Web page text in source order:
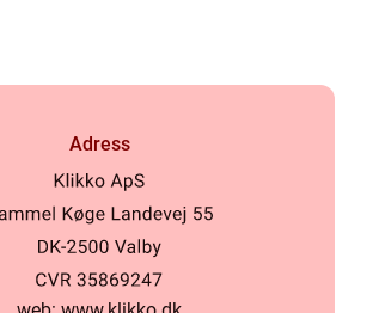
Adress